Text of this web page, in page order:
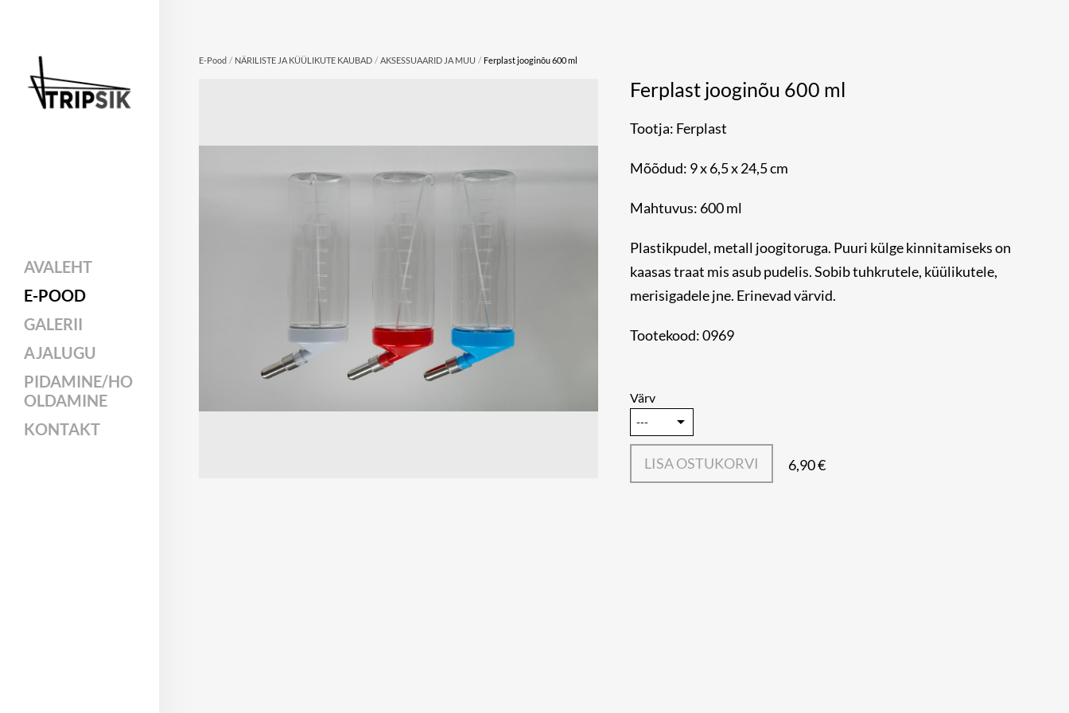
AVALEHT
E-POOD
GALERII
AJALUGU
PIDAMINE/HO
OLDAMINE
KONTAKT
E-Pood / NÄRILISTE JA KÜÜLIKUTE KAUBAD / AKSESSUAARID JA MUU / Ferplast jooginõu 600 ml
Ferplast jooginõu 600 ml
Tootja: Ferplast
Mõõdud: 9 x 6,5 x 24,5 cm
Mahtuvus: 600 ml
Plastikpudel, metall joogitoruga. Puuri külge kinnitamiseks on
kaasas traat mis asub pudelis. Sobib tuhkrutele, küülikutele,
merisigadele jne. Erinevad värvid.
Tootekood: 0969
Värv
LISA OSTUKORVI 6,90 €